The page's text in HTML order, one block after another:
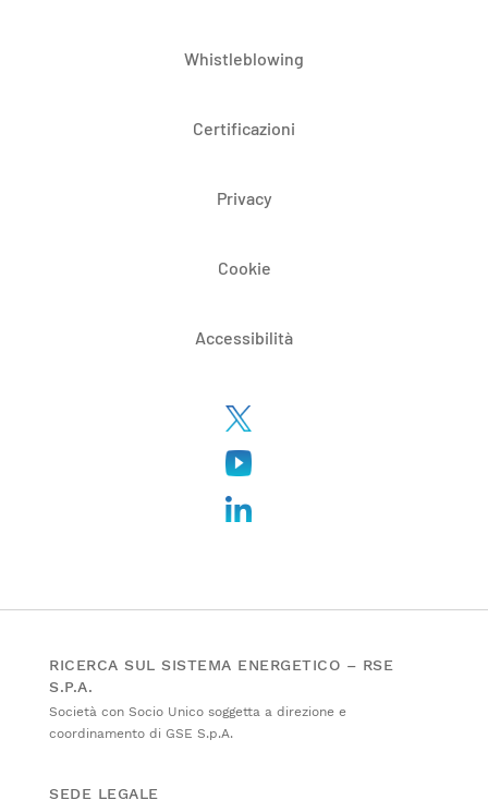
Whistleblowing
Certificazioni
Privacy
Cookie
Accessibilità
RICERCA SUL SISTEMA ENERGETICO – RSE
S.P.A.
Società con Socio Unico soggetta a direzione e
coordinamento di GSE S.p.A.
SEDE LEGALE